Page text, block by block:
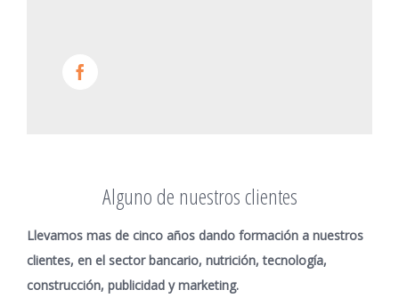
Alguno de nuestros clientes
Llevamos mas de cinco años dando formación a nuestros
clientes, en el sector bancario, nutrición, tecnología,
construcción, publicidad y marketing.